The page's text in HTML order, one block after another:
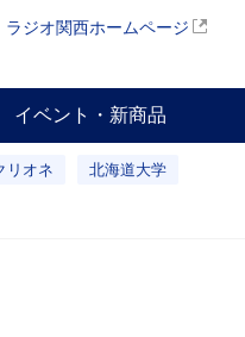
ラジオ関西ホームページ
イベント・新商品
リオネ 北海道大学